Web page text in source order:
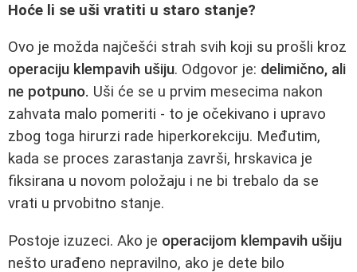
Hoće li se uši vratiti u staro stanje?
Ovo je možda najčešći strah svih koji su prošli kroz
operaciju klempavih ušiju. Odgovor je: delimično, ali
ne potpuno. Uši će se u prvim mesecima nakon
zahvata malo pomeriti - to je očekivano i upravo
zbog toga hirurzi rade hiperkorekciju. Međutim,
kada se proces zarastanja završi, hrskavica je
fiksirana u novom položaju i ne bi trebalo da se
vrati u prvobitno stanje.
Postoje izuzeci. Ako je operacijom klempavih ušiju
nešto urađeno nepravilno, ako je dete bilo